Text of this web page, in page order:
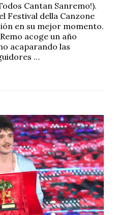
Cantan Sanremo!).
Festival della Canzone
en su mejor momento.
acoge un año
acaparando las
…